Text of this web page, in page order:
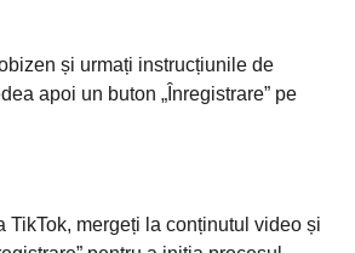
și urmați instrucțiunile de
apoi un buton „Înregistrare” pe
TikTok, mergeți la conținutul video și